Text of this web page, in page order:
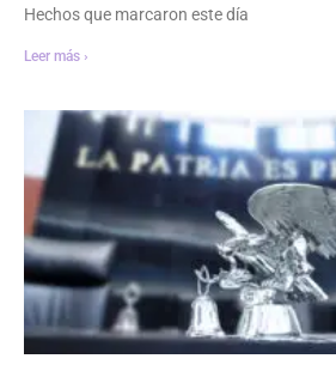
Hechos que marcaron este día
Leer más ›